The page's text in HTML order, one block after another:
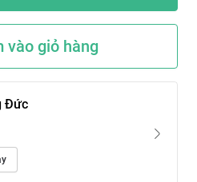
vào giỏ hàng
Đức